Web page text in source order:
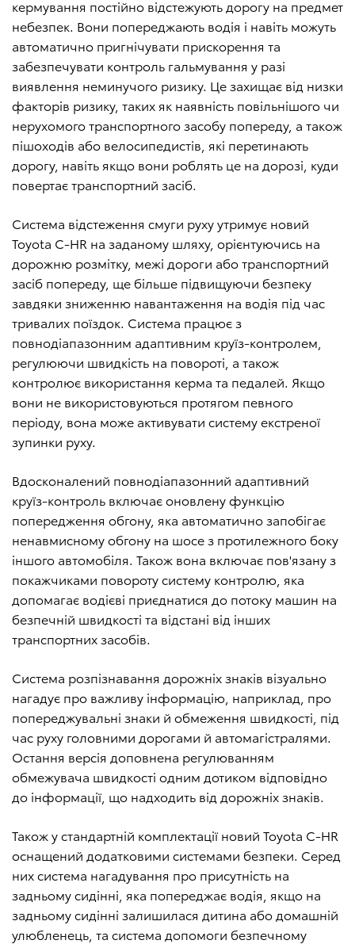
кермування постійно відстежують дорогу на предмет
небезпек. Вони попереджають водія і навіть можуть
автоматично пригнічувати прискорення та
забезпечувати контроль гальмування у разі
виявлення неминучого ризику. Це захищає від низки
факторів ризику, таких як наявність повільнішого чи
нерухомого транспортного засобу попереду, а також
пішоходів або велосипедистів, які перетинають
дорогу, навіть якщо вони роблять це на дорозі, куди
повертає транспортний засіб.
Система відстеження смуги руху утримує новий
Toyota C-HR на заданому шляху, орієнтуючись на
дорожню розмітку, межі дороги або транспортний
засіб попереду, ще більше підвищуючи безпеку
завдяки зниженню навантаження на водія під час
тривалих поїздок. Система працює з
повнодіапазонним адаптивним круїз-контролем,
регулюючи швидкість на повороті, а також
контролює використання керма та педалей. Якщо
вони не використовуються протягом певного
періоду, вона може активувати систему екстреної
зупинки руху.
Вдосконалений повнодіапазонний адаптивний
круїз-контроль включає оновлену функцію
попередження обгону, яка автоматично запобігає
ненавмисному обгону на шосе з протилежного боку
іншого автомобіля. Також вона включає пов'язану з
покажчиками повороту систему контролю, яка
допомагає водієві приєднатися до потоку машин на
безпечній швидкості та відстані від інших
транспортних засобів.
Система розпізнавання дорожніх знаків візуально
нагадує про важливу інформацію, наприклад, про
попереджувальні знаки й обмеження швидкості, під
час руху головними дорогами й автомагістралями.
Остання версія доповнена регулюванням
обмежувача швидкості одним дотиком відповідно
до інформації, що надходить від дорожніх знаків.
Також у стандартній комплектації новий Toyota C-HR
оснащений додатковими системами безпеки. Серед
них система нагадування про присутність на
задньому сидінні, яка попереджає водія, якщо на
задньому сидінні залишилася дитина або домашній
улюбленець, та система допомоги безпечному